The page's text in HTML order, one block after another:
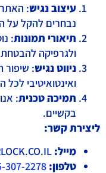
עיצוב נגיש: האתר
נבחרים להקל על
תיאורי תמונות:
ולגרפיקה
ניווט נגיש: שיפור
ואינטואיטיבי
תמיכה טכנית:
בקשיים.
ליצירת קשר:
מייל:
טלפון: